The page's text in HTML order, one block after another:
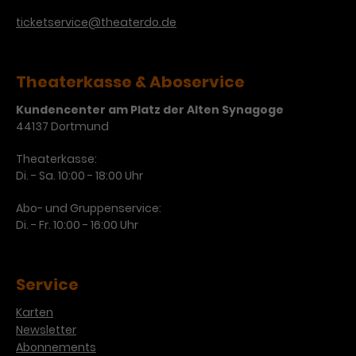
verschiedene Websites hinweg.
ticketservice@theaterdo.de
Theaterkasse & Aboservice
Kundencenter am Platz der Alten Synagoge
44137 Dortmund
Theaterkasse:
Di. - Sa. 10:00 - 18:00 Uhr
Abo- und Gruppenservice:
Di. - Fr. 10:00 - 16:00 Uhr
Service
Karten
Newsletter
Abonnements